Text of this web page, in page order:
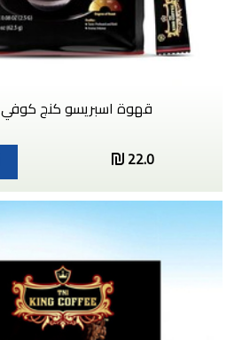
قهوة اسبريسو كنج كوفي 25 أصبع
22.0